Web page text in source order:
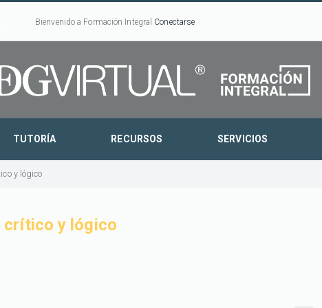
Bienvenido a Formación Integral Conectarse
TUTORÍA RECURSOS SERVICIOS
y lógico
crítico y lógico